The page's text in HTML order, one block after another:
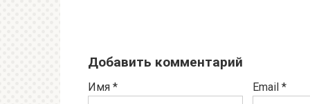
Добавить комментарий
Имя * Email *